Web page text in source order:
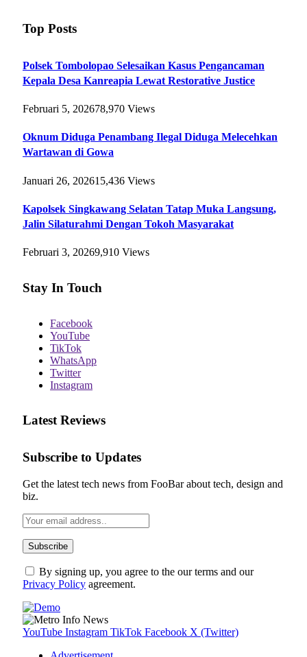
Top Posts
Polsek Tombolopao Selesaikan Kasus Pengancaman
Kepala Desa Kanreapia Lewat Restorative Justice
Februari 5, 202678,970 Views
Oknum Diduga Penambang Ilegal Diduga Melecehkan
Wartawan di Gowa
Januari 26, 202615,436 Views
Kapolsek Singkawang Selatan Tatap Muka Langsung,
Jalin Silaturahmi Dengan Tokoh Masyarakat
Februari 3, 20269,910 Views
Stay In Touch
Facebook
YouTube
TikTok
WhatsApp
Twitter
Instagram
Latest Reviews
Subscribe to Updates
Get the latest tech news from FooBar about tech, design and
biz.
By signing up, you agree to the our terms and our
Privacy Policy agreement.
YouTube Instagram TikTok Facebook X (Twitter)